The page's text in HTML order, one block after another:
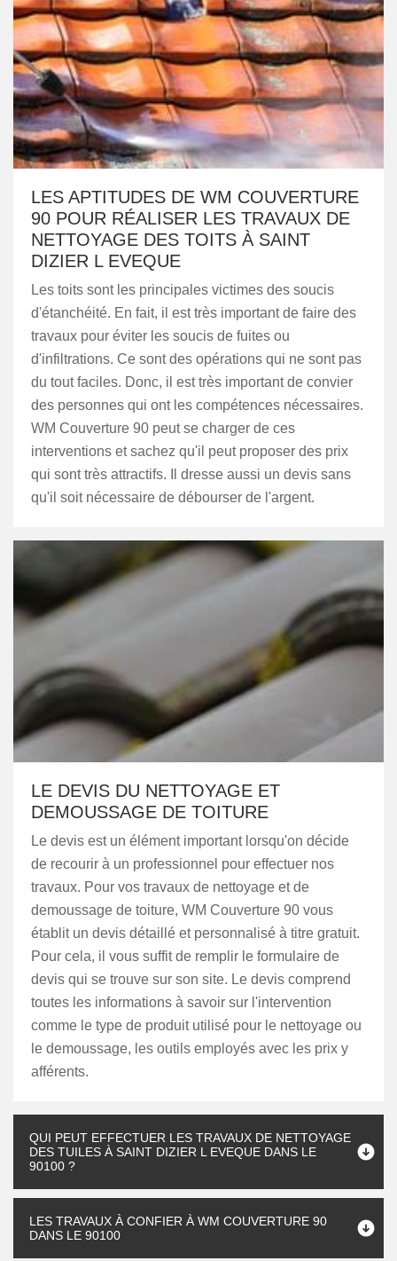
LES APTITUDES DE WM COUVERTURE
90 POUR RÉALISER LES TRAVAUX DE
NETTOYAGE DES TOITS À SAINT
DIZIER L EVEQUE
Les toits sont les principales victimes des soucis
d'étanchéité. En fait, il est très important de faire des
travaux pour éviter les soucis de fuites ou
d'infiltrations. Ce sont des opérations qui ne sont pas
du tout faciles. Donc, il est très important de convier
des personnes qui ont les compétences nécessaires.
WM Couverture 90 peut se charger de ces
interventions et sachez qu'il peut proposer des prix
qui sont très attractifs. Il dresse aussi un devis sans
qu'il soit nécessaire de débourser de l'argent.
LE DEVIS DU NETTOYAGE ET
DEMOUSSAGE DE TOITURE
Le devis est un élément important lorsqu'on décide
de recourir à un professionnel pour effectuer nos
travaux. Pour vos travaux de nettoyage et de
demoussage de toiture, WM Couverture 90 vous
établit un devis détaillé et personnalisé à titre gratuit.
Pour cela, il vous suffit de remplir le formulaire de
devis qui se trouve sur son site. Le devis comprend
toutes les informations à savoir sur l'intervention
comme le type de produit utilisé pour le nettoyage ou
le demoussage, les outils employés avec les prix y
afférents.
QUI PEUT EFFECTUER LES TRAVAUX DE NETTOYAGE
DES TUILES À SAINT DIZIER L EVEQUE DANS LE
90100 ?
LES TRAVAUX À CONFIER À WM COUVERTURE 90
DANS LE 90100